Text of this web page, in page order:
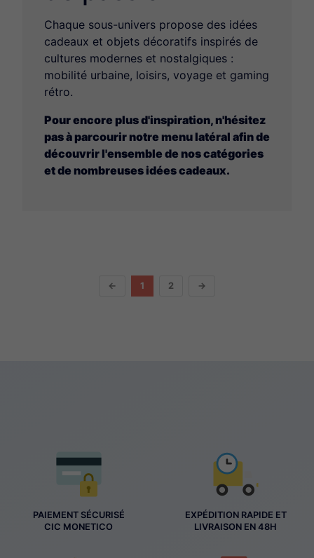
Chaque sous-univers propose des idées
cadeaux et objets décoratifs inspirés de
cultures modernes et nostalgiques :
mobilité urbaine, loisirs, voyage et gaming
rétro.
Pour encore plus d'inspiration, n'hésitez
pas à parcourir notre menu latéral afin de
découvrir l'ensemble de nos catégories
et de nombreuses idées cadeaux.
← 1 2 →
PAIEMENT SÉCURISÉ
CIC MONETICO
EXPÉDITION RAPIDE ET
LIVRAISON EN 48H